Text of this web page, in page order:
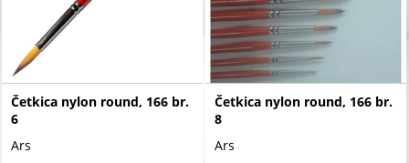
Četkica nylon round, 166 br.
6
Ars
Četkica nylon round, 166 br.
8
Ars